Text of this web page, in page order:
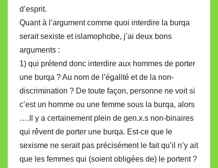
d’esprit.
Quant à l’argument comme quoi interdire la burqa
serait sexiste et islamophobe, j’ai deux bons
arguments :
1) qui prétend donc interdire aux hommes de porter
une burqa ? Au nom de l’égalité et de la non-
discrimination ? De toute façon, personne ne voit si
c’est un homme ou une femme sous la burqa, alors
….Il y a certainement plein de gen.x.s non-binaires
qui rêvent de porter une burqa. Est-ce que le
sexisme ne serait pas précisément le fait qu’il n’y ait
que les femmes qui (soient obligées de) le portent ?